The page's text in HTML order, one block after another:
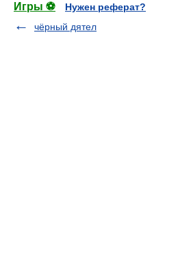
Игры ⚽
Нужен реферат?
чёрный дятел